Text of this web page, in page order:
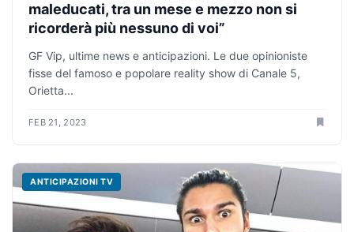
maleducati, tra un mese e mezzo non si
ricorderà più nessuno di voi”
GF Vip, ultime news e anticipazioni. Le due opinioniste
fisse del famoso e popolare reality show di Canale 5,
Orietta...
FEB 21, 2023
ANTICIPAZIONI TV